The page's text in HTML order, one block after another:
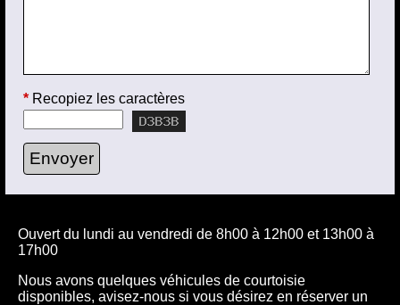
* Recopiez les caractères
Ouvert du lundi au vendredi de 8h00 à 12h00 et 13h00 à
17h00
Nous avons quelques véhicules de courtoisie
disponibles, avisez-nous si vous désirez en réserver un